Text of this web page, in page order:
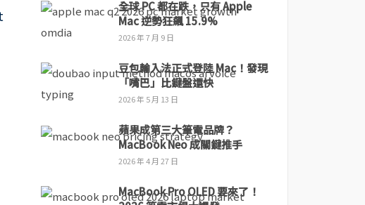
全球 PC 都在跌，只有 Apple
Mac 逆勢狂飆 15.9%
2026 年 7 月 9 日
豆包輸入法正式登陸 Mac！發現
「嘴巴」比鍵盤還快
2026 年 5 月 13 日
蘋果成第三大筆電品牌？
MacBook Neo 成關鍵推手
2026 年 4 月 27 日
MacBook Pro OLED 要來了！